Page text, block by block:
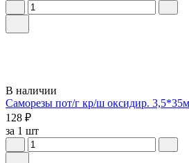
В наличии
Саморезы пот/г кр/ш оксидир.
128 ₽
за 1 шт